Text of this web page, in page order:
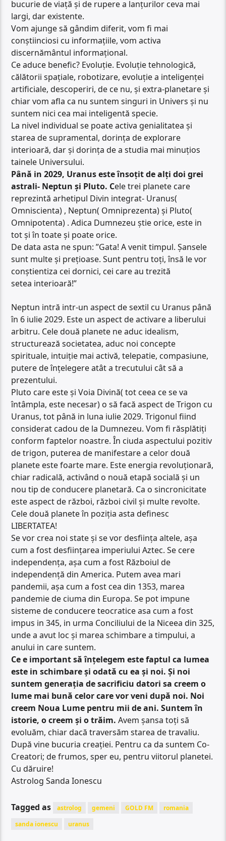
bucurie de viață și de rupere a lanțurilor ceva mai
largi, dar existente.
Vom ajunge să gândim diferit, vom fi mai
conștiinciosi cu informațiile, vom activa
discernământul informațional.
Ce aduce benefic? Evoluție. Evoluție tehnologică,
călătorii spațiale, robotizare, evoluție a inteligenței
artificiale, descoperiri, de ce nu, și extra-planetare și
chiar vom afla ca nu suntem singuri in Univers și nu
suntem nici cea mai inteligentă specie.
La nivel individual se poate activa genialitatea și
starea de supramental, dorința de explorare
interioară, dar și dorința de a studia mai minuțios
tainele Universului.
Până in 2029, Uranus este însoțit de alți doi grei
astrali- Neptun și Pluto. Cele trei planete care
reprezintă arhetipul Divin integrat- Uranus(
Omniscienta) , Neptun( Omniprezenta) și Pluto(
Omnipotenta) . Adica Dumnezeu știe orice, este in
tot și în toate și poate orice.
De data asta ne spun: ”Gata! A venit timpul. Șansele
sunt multe și prețioase. Sunt pentru toți, însă le vor
conștientiza cei dornici, cei care au trezită
setea interioară!”
Neptun intră intr-un aspect de sextil cu Uranus până
în 6 iulie 2029. Este un aspect de activare a liberului
arbitru. Cele două planete ne aduc idealism,
structurează societatea, aduc noi concepte
spirituale, intuiție mai activă, telepatie, compasiune,
putere de înțelegere atât a trecutului cât să a
prezentului.
Pluto care este și Voia Divină( tot ceea ce se va
întâmpla, este necesar) o să facă aspect de Trigon cu
Uranus, tot până in luna iulie 2029. Trigonul fiind
considerat cadou de la Dumnezeu. Vom fi răsplătiți
conform faptelor noastre. În ciuda aspectului pozitiv
de trigon, puterea de manifestare a celor două
planete este foarte mare. Este energia revoluționară,
chiar radicală, activând o nouă etapă socială și un
nou tip de conducere planetară. Ca o sincronicitate
este aspect de război, război civil și multe revolte.
Cele două planete în poziția asta definesc
LIBERTATEA!
Se vor crea noi state și se vor desființa altele, așa
cum a fost desființarea imperiului Aztec. Se cere
independența, așa cum a fost Războiul de
independență din America. Putem avea mari
pandemii, așa cum a fost cea din 1353, marea
pandemie de ciuma din Europa. Se pot impune
sisteme de conducere teocratice asa cum a fost
impus in 345, in urma Conciliului de la Niceea din 325,
unde a avut loc și marea schimbare a timpului, a
anului in care suntem.
Ce e important să înțelegem este faptul ca lumea
este in schimbare și odată cu ea și noi. Și noi
suntem generația de sacrificiu datori sa creem o
lume mai bună celor care vor veni după noi. Noi
creem Noua Lume pentru mii de ani. Suntem în
istorie, o creem și o trăim. Avem șansa toți să
evoluăm, chiar dacă traversăm starea de travaliu.
După vine bucuria creației. Pentru ca da suntem Co-
Creatori; de frumos, sper eu, pentru viitorul planetei.
Cu dăruire!
Astrolog Sanda Ionescu
Tagged as astrolog gemeni GOLD FM
romania
sanda ionescu
uranus